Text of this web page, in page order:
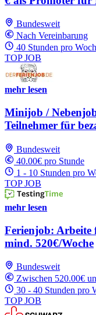
Bundesweit
Nach Vereinbarung
40 Stunden pro
TOP JOB
mehr lesen
Minijob /
Teilnehmer für
Bundesweit
40.00€ pro Stunde
1 - 10 Stunden pro
TOP JOB
mehr lesen
Ferienjob: Arbeite
mind. 520€/Woche
Bundesweit
Zwischen 520.00€
30 - 40 Stunden pro
TOP JOB